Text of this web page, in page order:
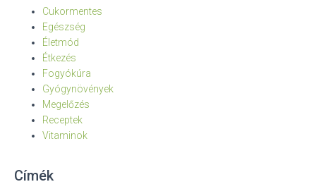
Cukormentes
Egészség
Életmód
Étkezés
Fogyókúra
Gyógynövények
Megelőzés
Receptek
Vitaminok
Címék